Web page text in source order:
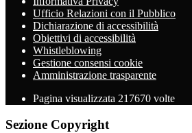
Ufficio Relazioni con il Pubblico
Dichiarazione di accessibilità
Obiettivi di accessibilità
Whistleblowing
Gestione consensi cookie
Amministrazione trasparente
Pagina visualizzata 217670 volte
Sezione Copyright